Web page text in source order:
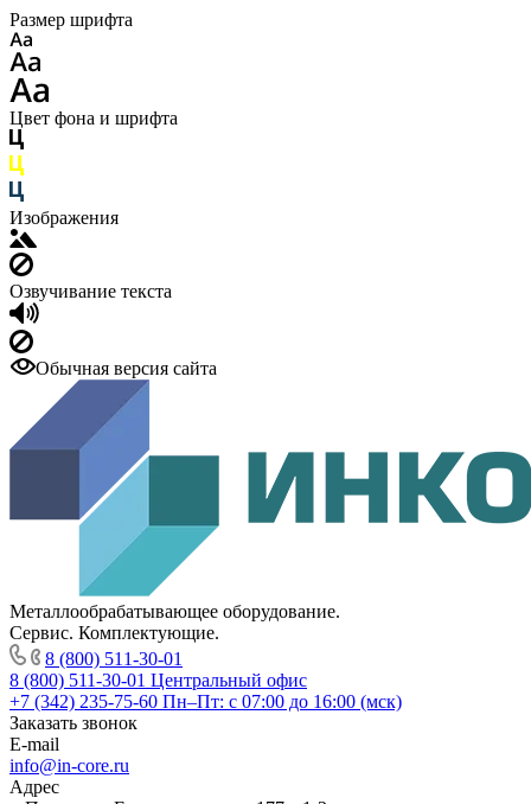
Размер шрифта
Цвет фона и шрифта
Изображения
Озвучивание текста
Обычная версия сайта
Металлообрабатывающее оборудование.
Сервис. Комплектующие.
8 (800) 511-30-01
8 (800) 511-30-01 Центральный офис
+7 (342) 235-75-60 Пн–Пт: с 07:00 до 16:00 (мск)
Заказать звонок
E-mail
info@in-core.ru
Адрес